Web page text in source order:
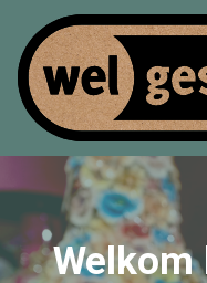
Welkom